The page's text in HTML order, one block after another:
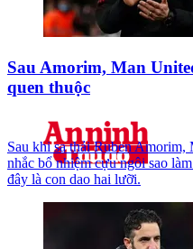
Sau Amorim, Man
quen thuộc
Sau khi sa thải Ruben Amorim,
nhắc bổ nhiệm cựu ngôi sao
đây là con dao hai lưỡi.